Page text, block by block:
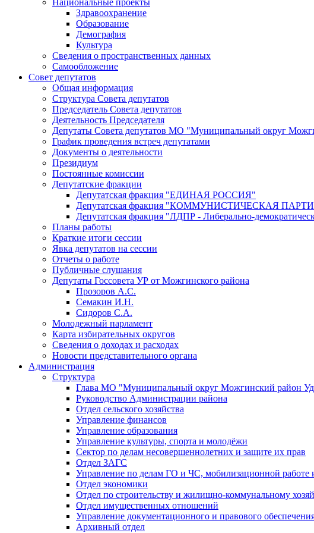
Здравоохранение
Образование
Демография
Культура
Сведения о пространственных данных
Самообложение
Совет депутатов
Общая информация
Структура Совета депутатов
Председатель Совета депутатов
Деятельность Председателя
Депутаты Совета депутатов МО "Муниципальный округ
График проведения встреч депутатами
Документы о деятельности
Президиум
Постоянные комиссии
Депутатские фракции
Депутатская фракция "ЕДИНАЯ РОССИЯ"
Депутатская фракция "КОММУНИСТИЧЕСКАЯ
Депутатская фракция "ЛДПР - Либерально-
Планы работы
Краткие итоги сессии
Явка депутатов на сессии
Отчеты о работе
Публичные слушания
Депутаты Госсовета УР от Можгинского района
Прозоров А.С.
Семакин И.Н.
Сидоров С.А.
Молодежный парламент
Карта избирательных округов
Сведения о доходах и расходах
Новости представительного органа
Администрация
Структура
Глава МО "Муниципальный округ Можгинский район
Руководство Администрации района
Отдел сельского хозяйства
Управление финансов
Управление образования
Управление культуры, спорта и молодёжи
Сектор по делам несовершеннолетних и защите их прав
Отдел ЗАГС
Управление по делам ГО и ЧС, мобилизационной работе
Отдел экономики
Отдел по строительству и жилищно-коммунальному
Отдел имущественных отношений
Управление документационного и правового
Архивный отдел